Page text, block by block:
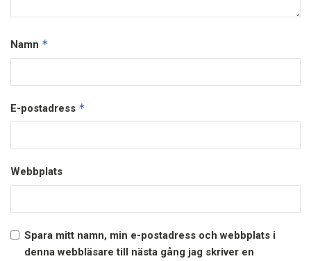
Namn *
E-postadress *
Webbplats
Spara mitt namn, min e-postadress och webbplats i
denna webbläsare till nästa gång jag skriver en